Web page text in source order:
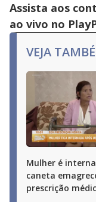
Assista aos
ao vivo no
VEJA
Mulher é
caneta
prescrição